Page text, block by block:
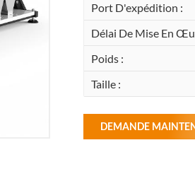
Port D'expédition :
Délai De Mise En
Poids :
Taille :
DEMANDE